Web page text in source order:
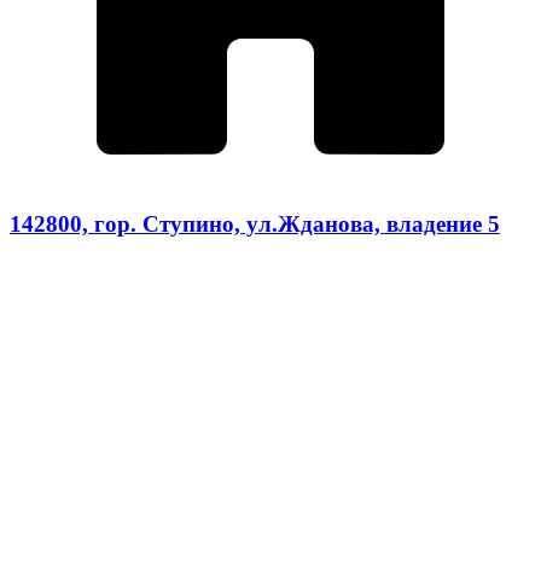
142800, гор. Ступино, ул.Жданова, владение 5